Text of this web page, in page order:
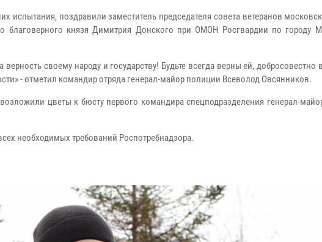
испытания, поздравили заместитель председателя совета ветеранов
благоверного князя Димитрия Донского при ОМОН Росгвардии по городу
своему народу и государству! Будьте всегда верны ей, добросовестно
- отметил командир отряда генерал-майор полиции Всеволод Овсянников.
цветы к бюсту первого командира спецподразделения генерал-
необходимых требований Роспотребнадзора.